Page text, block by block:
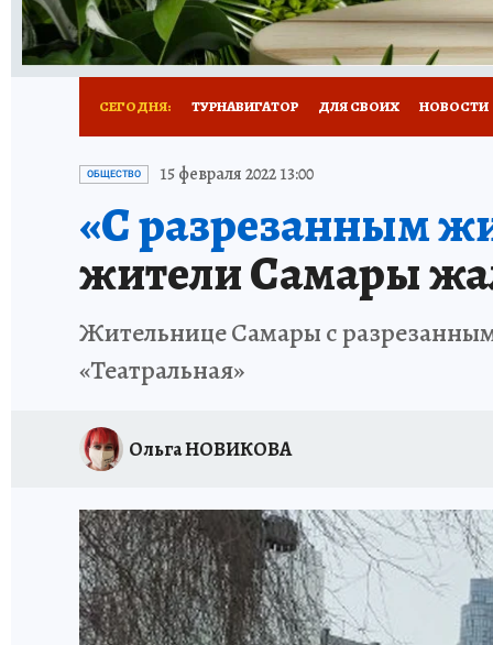
СЕГОДНЯ: ТУРНАВИГАТОР ДЛЯ СВОИХ НОВОСТИ
НАДЕЖНЫЕ РАБОТОДАТЕЛИ
НОВЫЙ ГОД В САМАРЕ КП В МАХ
КУЙБЫШЕВ - ФРОНТУ ИТОГИ ГОДА-2024
ЗАПОВЕДНАЯ РОССИЯ СЧАСТЬЕ В СЕМЬЕ
ОБЩЕСТВО 15 февраля 2022 13:00
«С разрезанным
жители Самары
Жительнице Самары с
«Театральная»
Ольга НОВИКОВА